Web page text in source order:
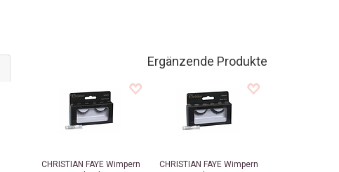
Ergänzende Produkte
CHRISTIAN FAYEWimpern
CHRISTIAN FAYEWimpern